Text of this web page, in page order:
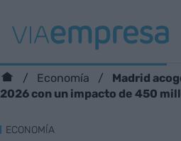
Economía
Madrid
2026 con un impacto de 450
ECONOMÍA